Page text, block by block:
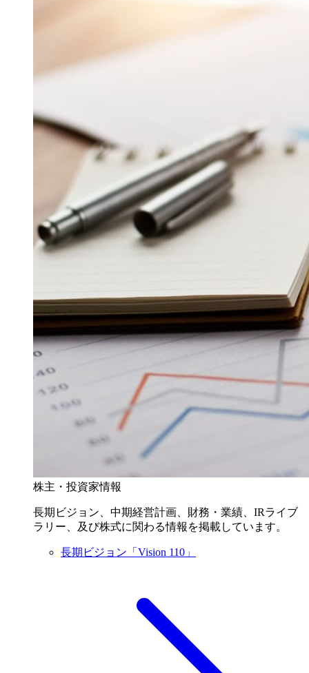
株主・投資家情報
長期ビジョン、中期経営計画、財務・業績、IRライブ
ラリー、及び株式に関わる情報を掲載しています。
長期ビジョン「Vision 110」